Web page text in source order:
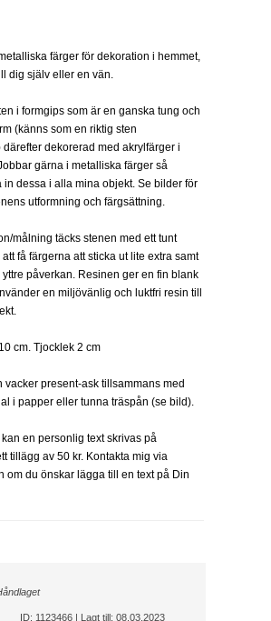
färger för dekoration i hemmet,
dig själv eller en vän.
i formgips som är en ganska tung och
(känns som en riktig sten
därefter dekorerad med akrylfärger i
gärna i metalliska färger så
in dessa i alla mina objekt. Se bilder för
utformning och färgsättning.
målning täcks stenen med ett tunt
att få färgerna att sticka ut lite extra samt
yttre påverkan. Resinen ger en fin blank
en miljövänlig och luktfri resin till
cm. Tjocklek 2 cm
vacker present-ask tillsammans med
i papper eller tunna träspån (se bild).
en personlig text skrivas på
tillägg av 50 kr. Kontakta mig via
om du önskar lägga till en text på Din
ID: 1123466 | Lagt till: 08.03.2023